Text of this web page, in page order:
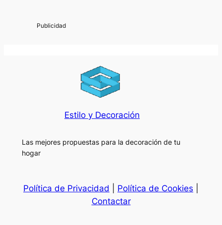
Estilo y Decoración
Las mejores propuestas para la decoración de tu
hogar
Política de Privacidad Política de Cookies
Contactar